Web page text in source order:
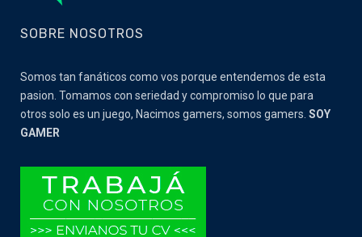
SOBRE NOSOTROS
Somos tan fanáticos como vos porque entendemos de esta
pasion. Tomamos con seriedad y compromiso lo que para
otros solo es un juego, Nacimos gamers, somos gamers. SOY
GAMER